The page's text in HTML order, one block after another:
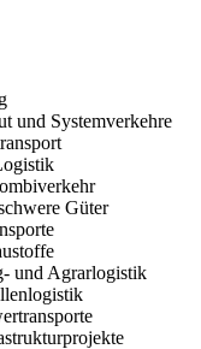
und Systemverkehre
Güter
und Agrarlogistik